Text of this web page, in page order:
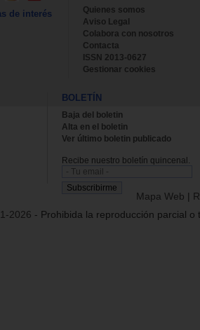
de interés
Quienes somos
Aviso Legal
Colabora con nosotros
Contacta
ISSN 2013-0627
Gestionar cookies
BOLETÍN
Baja del boletin
Alta en el boletin
Ver último boletin publicado
Recibe nuestro boletín quincenal.
Mapa Web |
2026 - Prohibida la reproducción parcial o